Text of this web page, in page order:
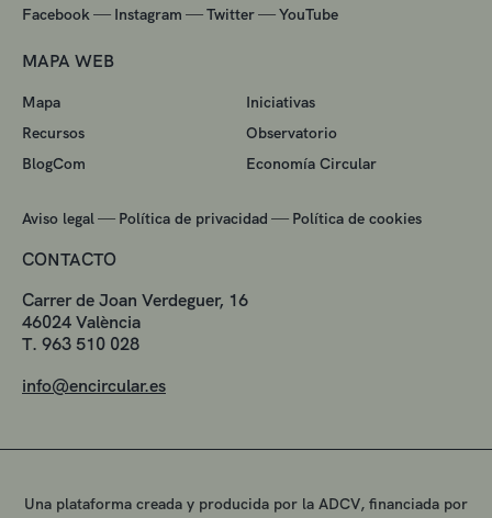
Facebook — Instagram —Twitter—YouTube
MAPA WEB
Mapa
Iniciativas
Recursos
Observatorio
BlogCom
Economía Circular
Aviso legal — Política de privacidad — Política de cookies
CONTACTO
Carrer de Joan Verdeguer, 16
46024 València
T. 963 510 028
info@encircular.es
Una plataforma creada y producida por la ADCV, financiada por